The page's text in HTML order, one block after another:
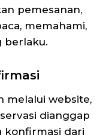
pemesanan,
memahami,
berlaku.
melalui website,
dianggap
konfirmasi dari